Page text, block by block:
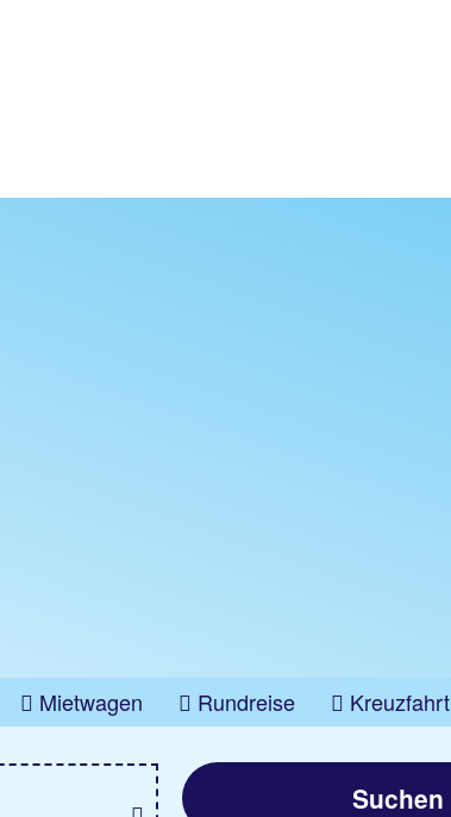
Mietwagen Rundreise
Kreuzfahrt
Suchen